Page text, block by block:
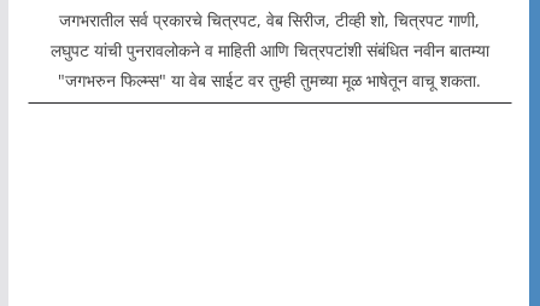
जगभरातील सर्व प्रकारचे चित्रपट, वेब सिरीज, टीव्ही शो, चित्रपट गाणी,
लघुपट यांची पुनरावलोकने व माहिती आणि चित्रपटांशी संबंधित नवीन बातम्या
"जगभरुन फिल्म्स" या वेब साईट वर तुम्ही तुमच्या मूळ भाषेतून वाचू शकता.